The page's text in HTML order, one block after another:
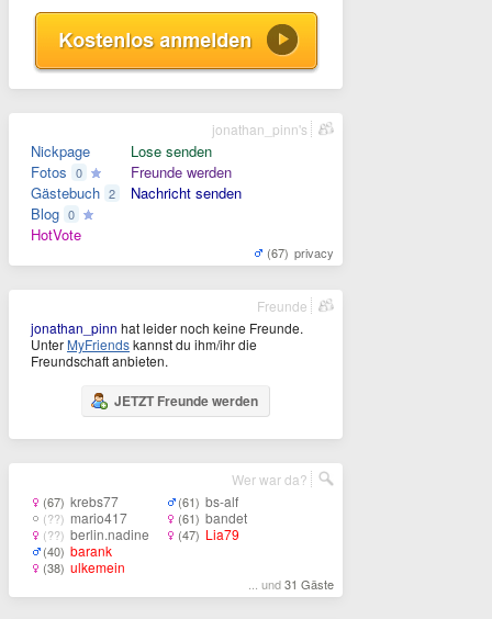
Nickpage
Fotos 0
Gästebuch 2
Blog 0
HotVote
Lose senden
Freunde werden
Nachricht senden
(67) privacy
jonathan_pinn's
jonathan_pinn hat leider noch keine Freunde.
Unter MyFriendskannst du ihm/ihr die
Freundschaft anbieten.
JETZT Freunde werden
Freunde
(67) krebs77
(??) mario417
(??) berlin.nadine
(40) barank
(38) ulkemein
(61) bs-alf
(61) bandet
(47) Lia79
... und31 Gäste
Wer war da?